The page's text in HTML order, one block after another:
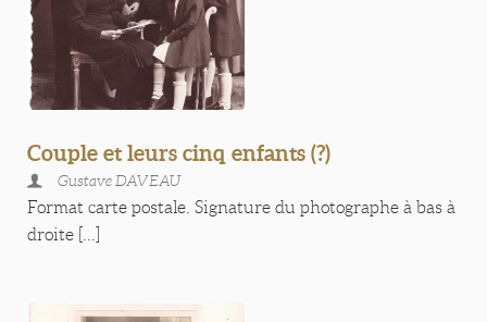
Couple et leurs cinq enfants (?)
Gustave DAVEAU
Format carte postale. Signature du photographe à bas à
droite [...]